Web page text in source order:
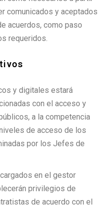
comunicados y aceptados
acuerdos, como paso
requeridos.
y digitales estará
con el acceso y
a la competencia
de acceso de los
por los Jefes de
en el gestor
privilegios de
de acuerdo con el